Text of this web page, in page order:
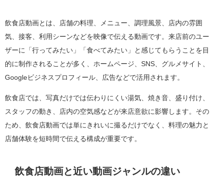
飲食店動画とは、店舗の料理、メニュー、調理風景、店内の雰囲
気、接客、利用シーンなどを映像で伝える動画です。来店前のユー
ザーに「行ってみたい」「食べてみたい」と感じてもらうことを目
的に制作されることが多く、ホームページ、SNS、グルメサイト、
Googleビジネスプロフィール、広告などで活用されます。
飲食店では、写真だけでは伝わりにくい湯気、焼き音、盛り付け、
スタッフの動き、店内の空気感などが来店意欲に影響します。その
ため、飲食店動画では単にきれいに撮るだけでなく、料理の魅力と
店舗体験を短時間で伝える構成が重要です。
飲食店動画と近い動画ジャンルの違い